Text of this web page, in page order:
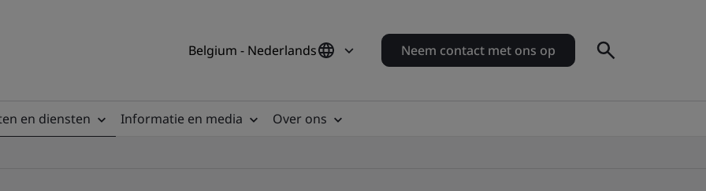
Belgium - Nederlands Neem contact met ons op
en diensten Informatie en media
Over ons